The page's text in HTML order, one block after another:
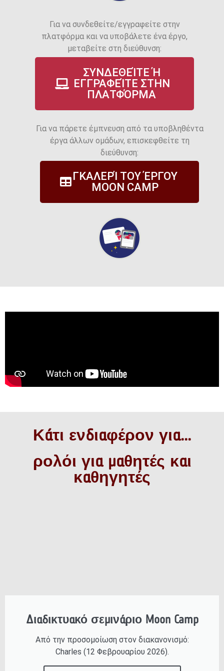
Για να συνδεθείτε/εγγραφείτε στην
πλατφόρμα και να υποβάλετε ένα έργο,
μεταβείτε στη διεύθυνση:
ΣΥΝΔΕΘΕΊΤΕ Ή
ΕΓΓΡΑΦΕΊΤΕ ΣΤΗΝ
ΠΛΑΤΦΌΡΜΑ
Για να πάρετε έμπνευση από τα υποβληθέντα
έργα άλλων ομάδων, επισκεφθείτε τη
διεύθυνση:
ΓΚΑΛΕΡΊ ΤΟΥ ΈΡΓΟΥ
MOON CAMP
Κάτι ενδιαφέρον για...
ρολόι για μαθητές και
καθηγητές
Διαδικτυακό σεμινάριο Moon Camp
Από την προσομοίωση στον διακανονισμό:
Charles (12 Φεβρουαρίου 2026).